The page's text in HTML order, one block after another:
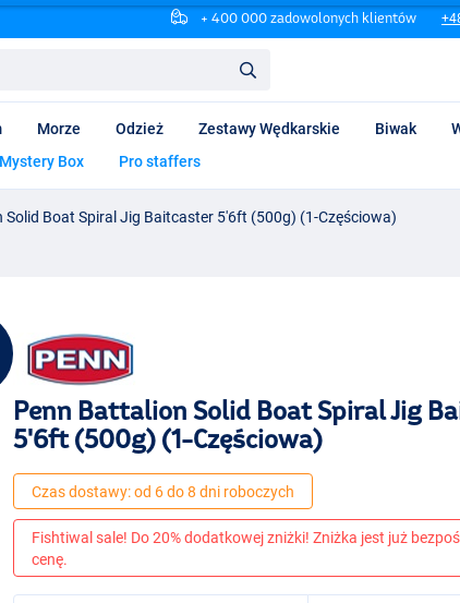
+ 400 000 zadowolonych klientów
Morze Odzież Zestawy Wędkarskie Biwak
Mystery Box Pro staffers
Solid Boat Spiral Jig Baitcaster 5'6ft (500g) (1-Częściowa)
Penn Battalion Solid Boat Spiral Jig
5'6ft (500g) (1-Częściowa)
Czas dostawy: od 6 do 8 dni roboczych
Fishtiwal sale! Do 20% dodatkowej zniżki! Zniżka jest już
cenę.